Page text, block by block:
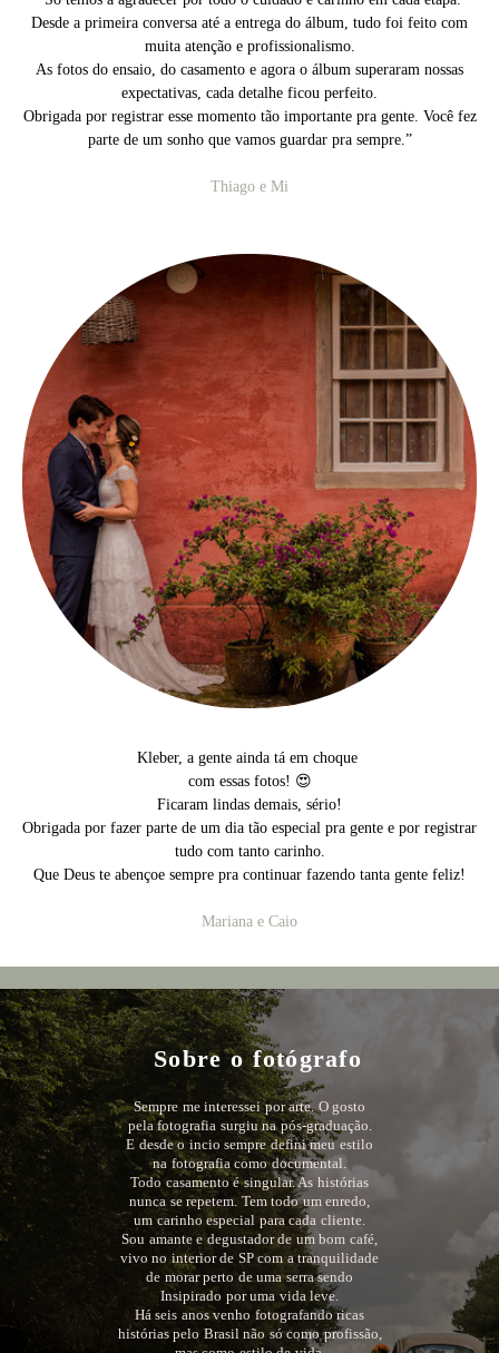
Desde a primeira conversa até a entrega do álbum, tudo foi feito com
muita atenção e profissionalismo.
As fotos do ensaio, do casamento e agora o álbum superaram nossas
expectativas, cada detalhe ficou perfeito.
Obrigada por registrar esse momento tão importante pra gente. Você fez
parte de um sonho que vamos guardar pra sempre.”
Thiago e Mi
Kleber, a gente ainda tá em choque
com essas fotos! 😍
Ficaram lindas demais, sério!
Obrigada por fazer parte de um dia tão especial pra gente e por registrar
tudo com tanto carinho.
Que Deus te abençoe sempre pra continuar fazendo tanta gente feliz!
Mariana e Caio
Sobre o fotógrafo
Sempre me interessei por arte. O gosto
pela fotografia surgiu na pós-graduação.
E desde o incio sempre defini meu estilo
na fotografia como documental.
Todo casamento é singular. As histórias
nunca se repetem. Tem todo um enredo,
um carinho especial para cada cliente.
Sou amante e degustador de um bom café,
vivo no interior de SP com a tranquilidade
de morar perto de uma serra sendo
Insipirado por uma vida leve.
Há seis anos venho fotografando ricas
histórias pelo Brasil não só como profissão,